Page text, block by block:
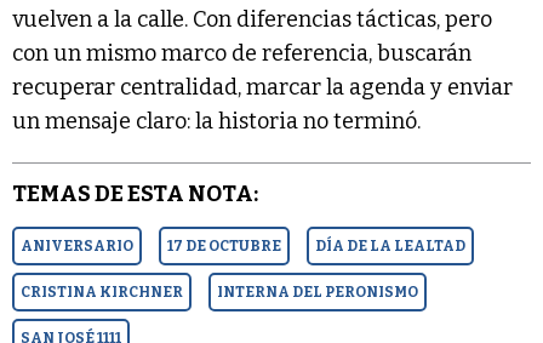
vuelven a la calle. Con diferencias tácticas, pero
con un mismo marco de referencia, buscarán
recuperar centralidad, marcar la agenda y enviar
un mensaje claro: la historia no terminó.
TEMAS DE ESTA NOTA:
ANIVERSARIO 17 DE OCTUBRE DÍA DE LA LEALTAD
CRISTINA KIRCHNER INTERNA DEL PERONISMO
SAN JOSÉ 1111